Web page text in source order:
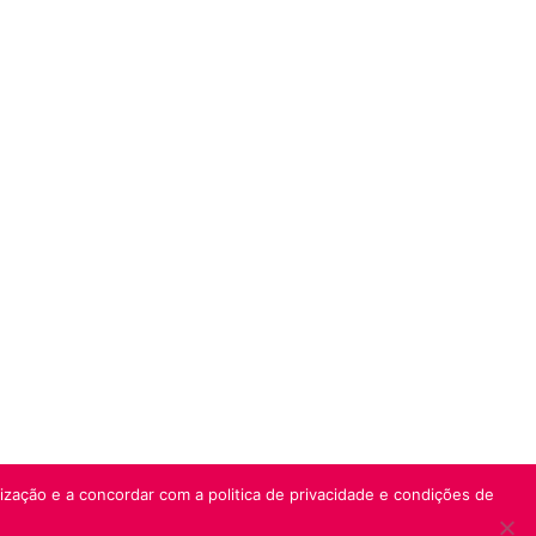
e a concordar com a politica de privacidade e condições de